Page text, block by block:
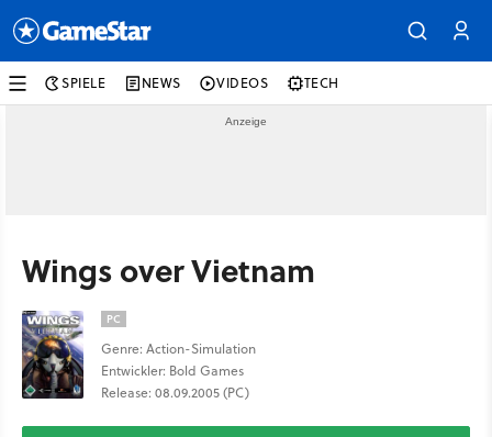
SPIELE NEWS VIDEOS TECH
Wings over Vietnam
PC
Genre: Action-Simulation
Entwickler: Bold Games
Release: 08.09.2005 (PC)